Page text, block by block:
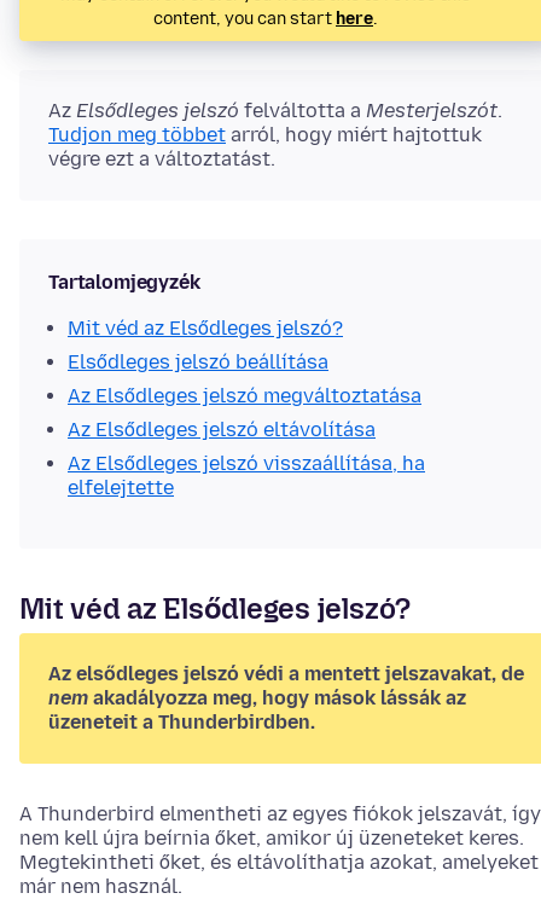
content, you can start here.
Az Elsődleges jelszó felváltotta a Mesterjelszót.
Tudjon meg többet arról, hogy miért hajtottuk
végre ezt a változtatást.
Tartalomjegyzék
Mit véd az Elsődleges jelszó?
Elsődleges jelszó beállítása
Az Elsődleges jelszó megváltoztatása
Az Elsődleges jelszó eltávolítása
Az Elsődleges jelszó visszaállítása, ha
elfelejtette
Mit véd az Elsődleges jelszó?
Az elsődleges jelszó védi a mentett jelszavakat, de
nem akadályozza meg, hogy mások lássák az
üzeneteit a Thunderbirdben.
A Thunderbird elmentheti az egyes fiókok jelszavát, így
nem kell újra beírnia őket, amikor új üzeneteket keres.
Megtekintheti őket, és eltávolíthatja azokat, amelyeket
már nem használ.